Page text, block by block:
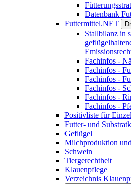
Datenbank
Futtermittel.NET
Stallbilanz in
Fachinfos -
Fachinfos -
Fachinfos -
Fachinfos -
Fachinfos -
Fachinfos -
Positivliste für
Futter- und
Geflügel
Milchproduktion
Schwein
Tiergerechtheit
Klauenpflege
Verzeichnis